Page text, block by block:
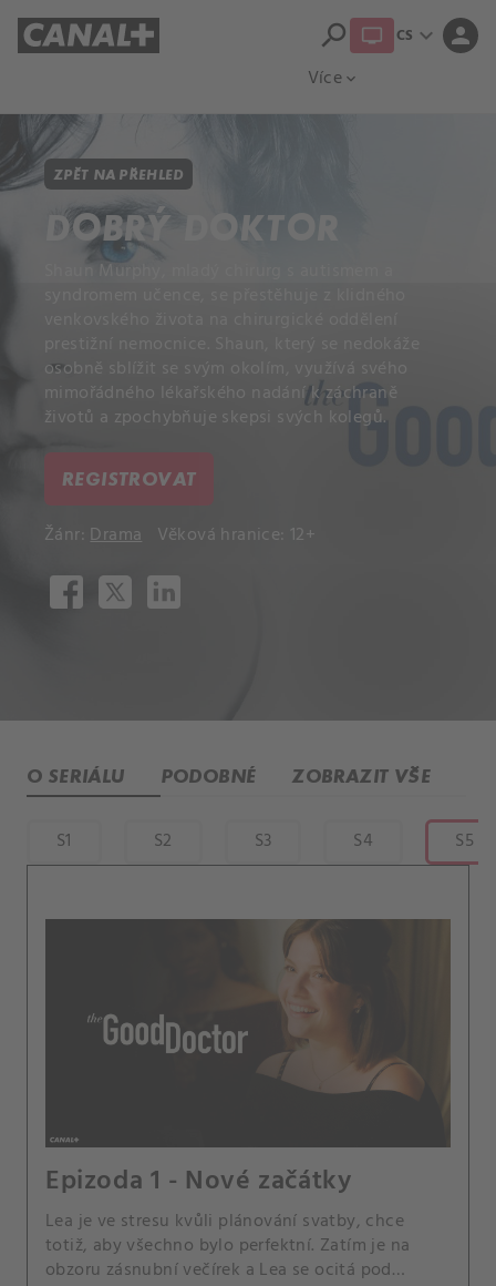
Více expand_more
search CS expand_more person
ZPĚT NA PŘEHLED
DOBRÝ DOKTOR
Shaun Murphy, mladý chirurg s autismem a
osobně sblížit se svým okolím, využívá svého
mimořádného lékařského nadání k záchraně
životů a zpochybňuje skepsi svých kolegů.
REGISTROVAT
Žánr: Drama Věková hranice: 12+
O SERIÁLU PODOBNÉ ZOBRAZIT VŠE
S1 S2 S3 S4 S5
Epizoda 1 - Nové začátky
Lea je ve stresu kvůli plánování svatby, chce
totiž, aby všechno bylo perfektní. Zatím je na
obzoru zásnubní večírek a Lea se ocitá pod